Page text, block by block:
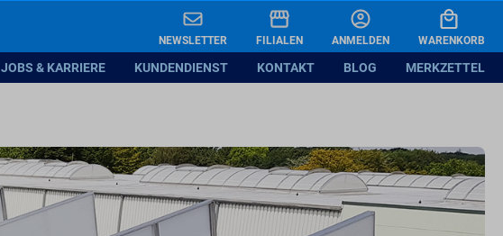
NEWSLETTER FILIALEN ANMELDEN WARENKORB
JOBS & KARRIERE KUNDENDIENST KONTAKT BLOG MERKZETTEL